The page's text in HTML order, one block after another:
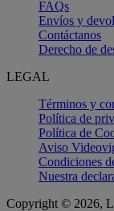
FAQs
Envíos y
Contáctanos
Derecho de
LEGAL
Términos y
Política de
Política de
Aviso
Condiciones
Nuestra
Copyright © 2026,